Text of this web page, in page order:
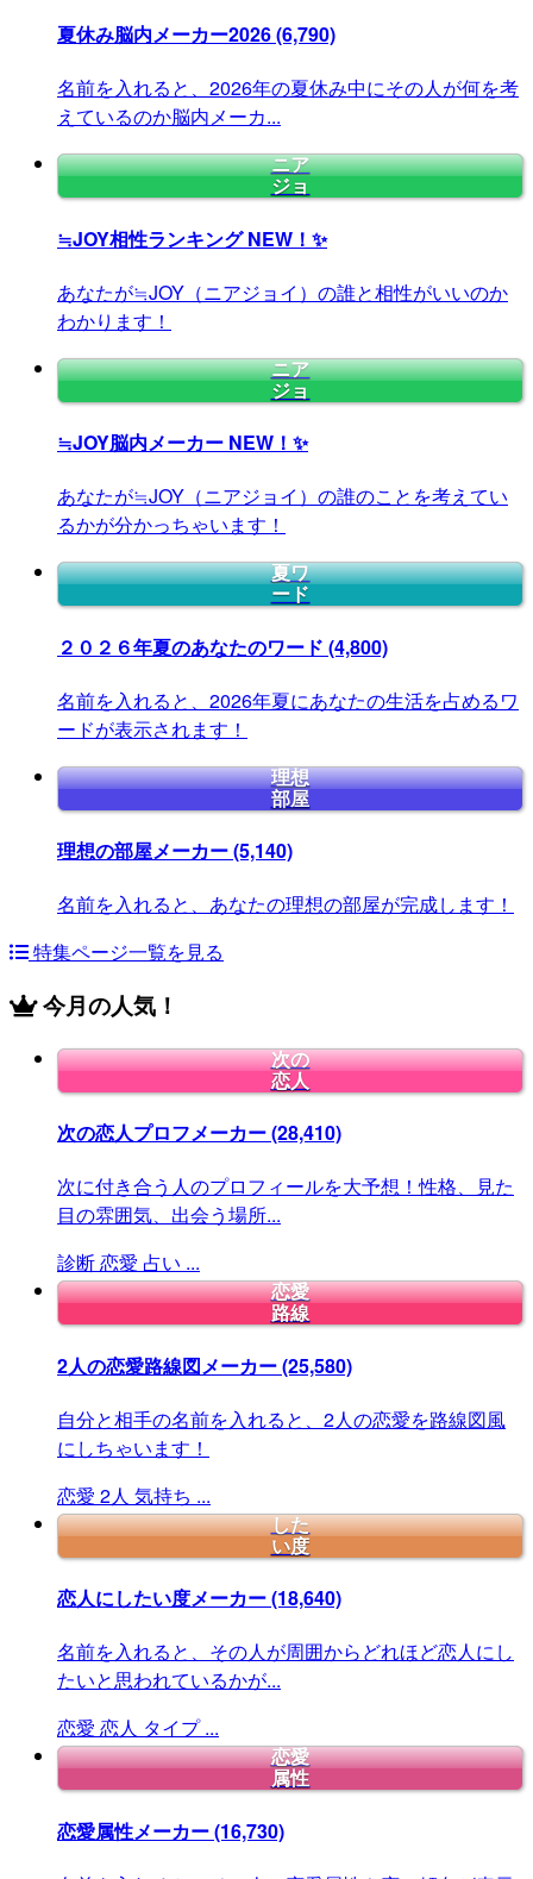
夏休み脳内メーカー2026(6,790)
名前を入れると、2026年の夏休み中にその人が何を考
えているのか脳内メーカ...
ニア
ジョ
≒JOY相性ランキングNEW！✨
あなたが≒JOY（ニアジョイ）の誰と相性がいいのか
わかります！
ニア
ジョ
≒JOY脳内メーカー NEW！✨
あなたが≒JOY（ニアジョイ）の誰のことを考えてい
るかが分かっちゃいます！
夏ワ
ード
２０２６年夏のあなたのワード (4,800)
名前を入れると、2026年夏にあなたの生活を占めるワ
ードが表示されます！
理想
部屋
理想の部屋メーカー(5,140)
名前を入れると、あなたの理想の部屋が完成します！
特集ページ一覧を見る
今月の人気！
次の
恋人
次の恋人プロフメーカー(28,410)
次に付き合う人のプロフィールを大予想！性格、見た
目の雰囲気、出会う場所...
診断恋愛 占い ...
恋愛
路線
2人の恋愛路線図メーカー(25,580)
自分と相手の名前を入れると、2人の恋愛を路線図風
にしちゃいます！
恋愛 2人 気持ち ...
した
い度
恋人にしたい度メーカー(18,640)
名前を入れると、その人が周囲からどれほど恋人にし
たいと思われているかが...
恋愛 恋人 タイプ ...
恋愛
属性
恋愛属性メーカー(16,730)